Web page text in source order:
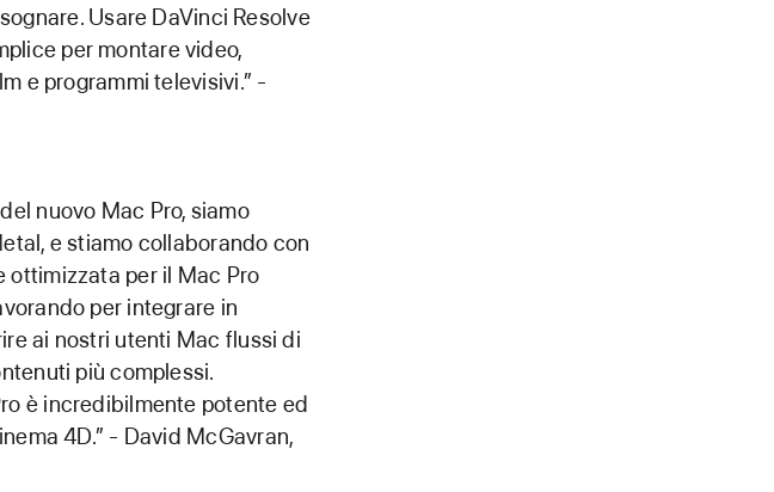
Usare DaVinci Resolve
per montare video,
e programmi televisivi.” -
nuovo Mac Pro, siamo
e stiamo collaborando con
ottimizzata per il Mac Pro
per integrare in
ai nostri utenti Mac flussi di
più complessi.
è incredibilmente potente ed
4D.” - David McGavran,